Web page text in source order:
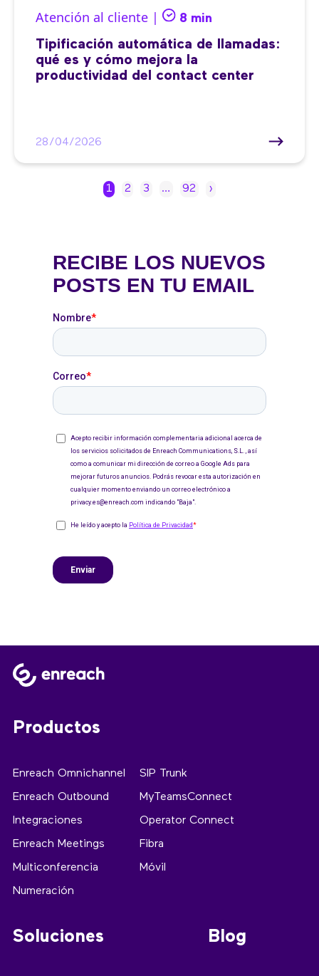
Atención al cliente | 8 min
Tipificación automática de llamadas:
qué es y cómo mejora la
productividad del contact center
28/04/2026
1 2 3 … 92 ›
Productos
Enreach Omnichannel
Enreach Outbound
Integraciones
Enreach Meetings
Multiconferencia
Numeración
SIP Trunk
MyTeamsConnect
Operator Connect
Fibra
Móvil
Soluciones Blog